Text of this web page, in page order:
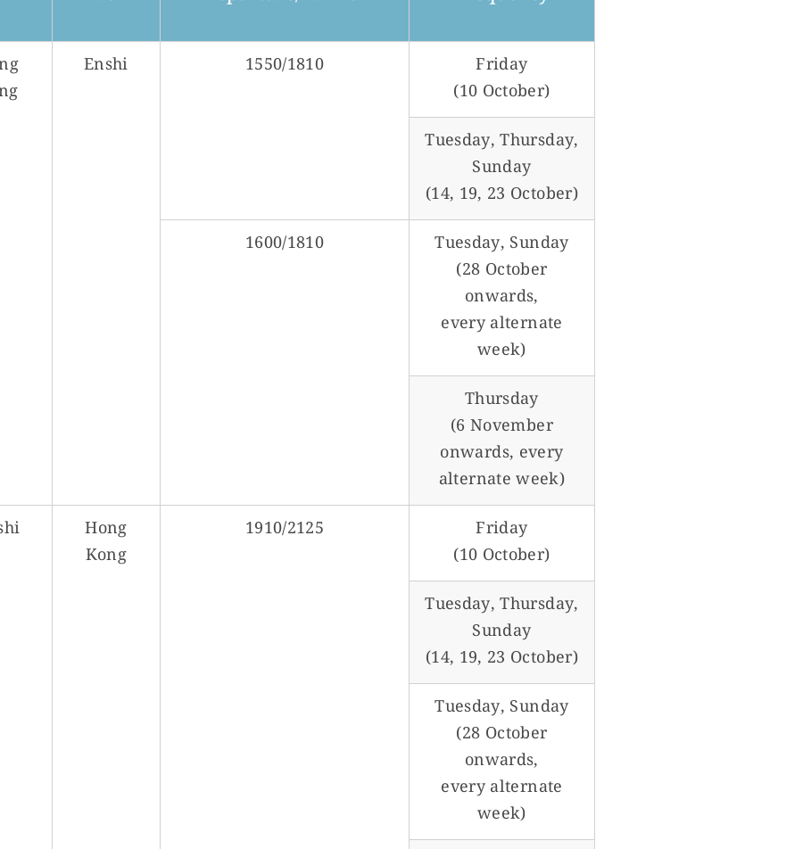
Enshi 1550/1810
Friday
(10 October)
Tuesday, Thursday,
Sunday
(14, 19, 23 October)
1600/1810
Tuesday, Sunday
(28 October
onwards,
every alternate
week)
Thursday
(6 November
onwards, every
alternate week)
Hong
Kong
1910/2125
Friday
(10 October)
Tuesday, Thursday,
Sunday
(14, 19, 23 October)
Tuesday, Sunday
(28 October
onwards,
every alternate
week)